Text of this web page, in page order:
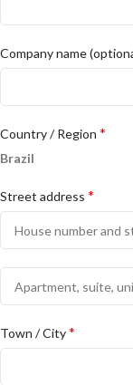
Company name
Country / Region *
Brazil
Street address *
suite,
etc.(optional)
Town / City*